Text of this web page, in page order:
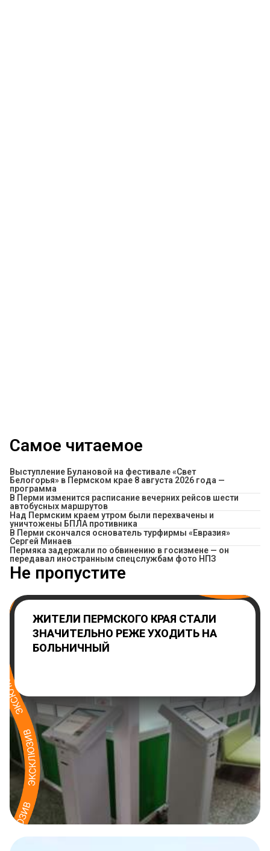
Самое читаемое
Выступление Булановой на фестивале «Свет
Белогорья» в Пермском крае 8 августа 2026 года —
программа
​В Перми изменится расписание вечерних рейсов шести
автобусных маршрутов
Над Пермским краем утром были перехвачены и
уничтожены БПЛА противника
В Перми скончался основатель турфирмы «Евразия»
Сергей Минаев
Пермяка задержали по обвинению в госизмене — он
передавал иностранным спецслужбам фото НПЗ
Не пропустите
ЖИТЕЛИ ПЕРМСКОГО КРАЯ СТАЛИ
ЗНАЧИТЕЛЬНО РЕЖЕ УХОДИТЬ НА
БОЛЬНИЧНЫЙ